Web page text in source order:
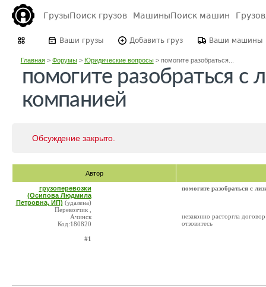
ГрузыПоиск грузов МашиныПоиск машин
Ваши грузы Добавить груз Ваши машины
Главная> Форумы> Юридические вопросы> помогите разобраться...
помогите разобраться с
компанией
Обсуждение закрыто.
Автор
грузоперевозки
(Осипова Людмила
Петровна, ИП) (удалена)
Перевозчик ,
Ачинск
Код:180820
#1
помогите разобраться с
незаконно расторгла
отзовитесь